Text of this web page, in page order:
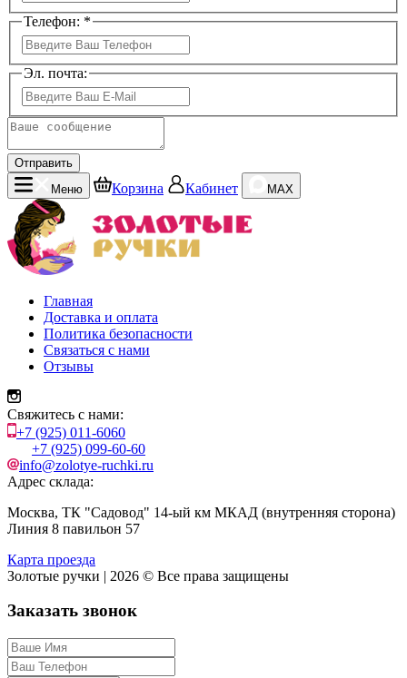
Телефон: *
Эл. почта:
Отправить
Меню
Корзина Кабинет MAX
Главная
Доставка и оплата
Политика безопасности
Связаться с нами
Отзывы
Свяжитесь с нами:
+7 (925) 011-6060
+7 (925) 099-60-60
info@zolotye-ruchki.ru
Адрес склада:
Москва, ТК "Садовод" 14-ый км МКАД (внутренняя сторона)
Линия 8 павильон 57
Карта проезда
Золотые ручки | 2026 © Все права защищены
Заказать звонок